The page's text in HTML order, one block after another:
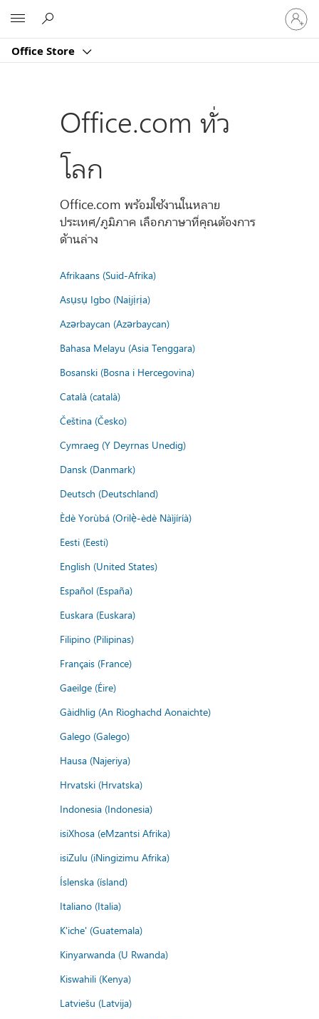
Office Store
ลงชื่อ
เข้า
บัญชี
Office.com ทั่ว
โลก
Office.com พร้อมใช้งานในหลาย
ประเทศ/ภูมิภาค เลือกภาษาที่คุณต้องการ
ด้านล่าง
Afrikaans (Suid-Afrika)
Asụsụ Igbo (Naịjịrịa)
Azərbaycan (Azərbaycan)
Bahasa Melayu (Asia Tenggara)
Bosanski (Bosna i Hercegovina)
Català (català)
Čeština (Česko)
Cymraeg (Y Deyrnas Unedig)
Dansk (Danmark)
Deutsch (Deutschland)
Èdè Yorùbá (Orilẹ̀-èdè Nàìjíríà)
Eesti (Eesti)
English (United States)
Español (España)
Euskara (Euskara)
Filipino (Pilipinas)
Français (France)
Gaeilge (Éire)
Gàidhlig (An Rìoghachd Aonaichte)
Galego (Galego)
Hausa (Najeriya)
Hrvatski (Hrvatska)
Indonesia (Indonesia)
isiXhosa (eMzantsi Afrika)
isiZulu (iNingizimu Afrika)
Íslenska (ísland)
Italiano (Italia)
K'iche' (Guatemala)
Kinyarwanda (U Rwanda)
Kiswahili (Kenya)
Latviešu (Latvija)